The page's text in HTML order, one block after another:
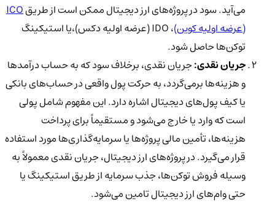
می‌آید. سود در پروژه‌های ارز دیجیتال ممکن است از طریقICO
(عرضه اولیه کوین)
، IDO (عرضه اولیه دکس)،یا استیکینگ
توکن‌هاحاصل شود.
جریان نقدی:جریان نقدی، برخلاف سود که به حساب درآمدها
و هزینه‌ها برمی‌گردد، به حرکت پول واقعی در حساب‌های بانکی
یا کیف پول‌های دیجیتال اشاره دارد. این مفهوم شامل پولی
است که وارد یا خارج می‌شود و مستقیماً برای پرداخت
هزینه‌ها، تأمین مالی پروژه‌ها یا سرمایه‌گذاری‌ها مورد استفاده
قرار می‌گیرد. در پروژه‌های ارز دیجیتال، جریان نقدی معمولاً به
وسیله فروش توکن‌ها، جذب سرمایه از طریق استیکینگ یا
حتی وام‌های ارز دیجیتال تامین می‌شود.